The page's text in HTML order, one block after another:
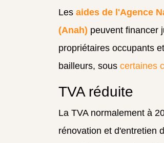
Les aides de l'Agence
(Anah) peuvent financer
propriétaires occupants
bailleurs, sous certaines
TVA réduite
La TVA normalement à
rénovation et d'entretien